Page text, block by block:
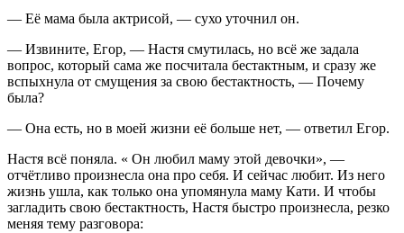
— Её мама была актрисой, — сухо уточнил он.
— Извините, Егор, — Настя смутилась, но всё же задала
вопрос, который сама же посчитала бестактным, и сразу же
вспыхнула от смущения за свою бестактность, — Почему
была?
— Она есть, но в моей жизни её больше нет, — ответил Егор.
Настя всё поняла. « Он любил маму этой девочки», —
отчётливо произнесла она про себя. И сейчас любит. Из него
жизнь ушла, как только она упомянула маму Кати. И чтобы
загладить свою бестактность, Настя быстро произнесла, резко
меняя тему разговора: